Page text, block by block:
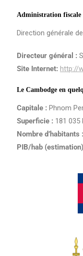
Administration fiscale
Direction générale
Directeur général :
Site Internet: http://
Le Cambodge en
Capitale : Phnom
Superficie : 181 035
Nombre d’habitants :
PIB/hab